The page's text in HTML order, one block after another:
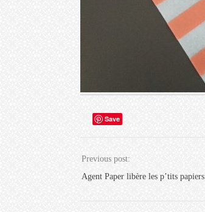
Save
Previous post:
Agent Paper libère les p’tits papiers